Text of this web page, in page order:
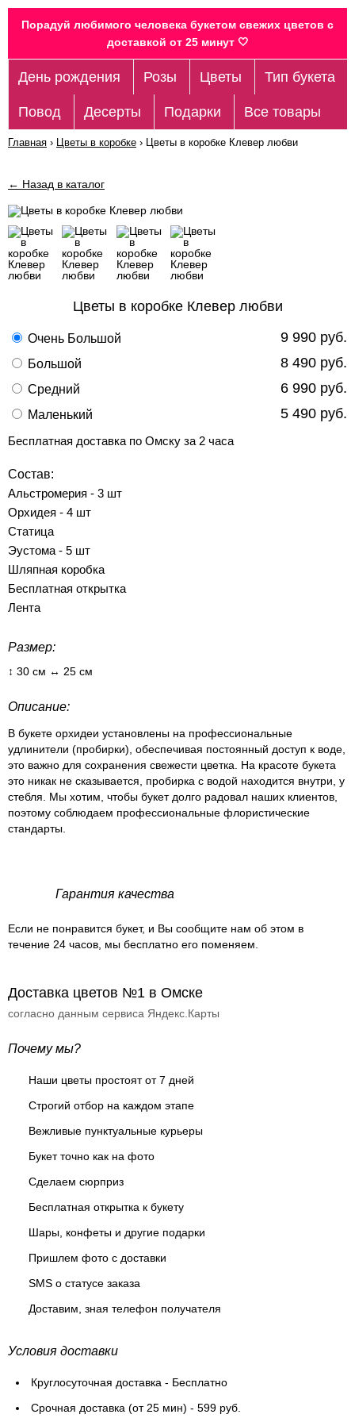
Порадуй любимого человека букетом свежих цветов c
доставкой от 25 минут 🤍
День рождения Розы Цветы Тип букета
Повод Десерты Подарки Все товары
Главная › Цветы в коробке › Цветы в коробке Клевер любви
← Назад в каталог
Цветы в коробке Клевер любви
Очень Большой 9 990 руб.
Большой 8 490 руб.
Средний 6 990 руб.
Маленький 5 490 руб.
Бесплатная доставка по Омску за 2 часа
Состав:
Альстромерия - 3 шт
Орхидея - 4 шт
Статица
Эустома - 5 шт
Шляпная коробка
Бесплатная открытка
Лента
Размер:
↕ 30 см ↔ 25 см
Описание:
В букете орхидеи установлены на профессиональные
удлинители (пробирки), обеспечивая постоянный доступ к воде,
это важно для сохранения свежести цветка. На красоте букета
это никак не сказывается, пробирка с водой находится внутри, у
стебля. Мы хотим, чтобы букет долго радовал наших клиентов,
поэтому соблюдаем профессиональные флористические
стандарты.
Гарантия качества
Если не понравится букет, и Вы сообщите нам об этом в
течение 24 часов, мы бесплатно его поменяем.
Доставка цветов №1 в Омске
согласно данным сервиса Яндекс.Карты
Почему мы?
Наши цветы простоят от 7 дней
Строгий отбор на каждом этапе
Вежливые пунктуальные курьеры
Букет точно как на фото
Сделаем сюрприз
Бесплатная открытка к букету
Шары, конфеты и другие подарки
Пришлем фото с доставки
SMS о статусе заказа
Доставим, зная телефон получателя
Условия доставки
Круглосуточная доставка - Бесплатно
Cрочная доставка (от 25 мин) - 599 руб.